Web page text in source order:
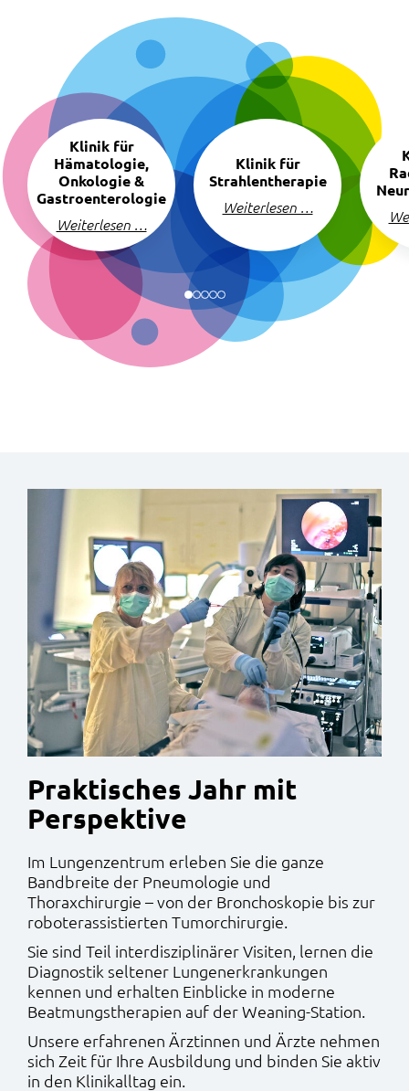
Navigation
überspringen
Klinik für
Hämatologie,
Onkologie &
Gastroenterologie
Weiterlesen …
Klinik für
Strahlentherapie
Weiterlesen …
Praktisches Jahr mit
Perspektive
Im Lungenzentrum erleben Sie die ganze
Bandbreite der Pneumologie und
Thoraxchirurgie – von der Bronchoskopie bis zur
roboterassistierten Tumorchirurgie.
Sie sind Teil interdisziplinärer Visiten, lernen die
Diagnostik seltener Lungenerkrankungen
kennen und erhalten Einblicke in moderne
Beatmungstherapien auf der Weaning-Station.
Unsere erfahrenen Ärztinnen und Ärzte nehmen
sich Zeit für Ihre Ausbildung und binden Sie aktiv
in den Klinikalltag ein.